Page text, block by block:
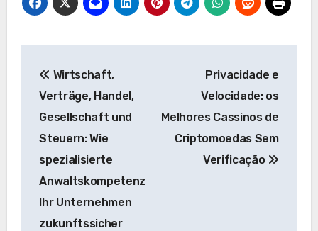
navigation
Wirtschaft,
Verträge, Handel,
Gesellschaft und
Steuern: Wie
spezialisierte
Anwaltskompetenz
Ihr Unternehmen
zukunftssicher
Privacidade e
Velocidade: os
Melhores Cassinos de
Criptomoedas Sem
Verificação